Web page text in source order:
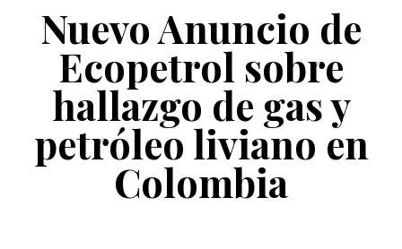
Nuevo Anuncio de
Ecopetrol sobre
hallazgo de gas y
petróleo liviano en
Colombia